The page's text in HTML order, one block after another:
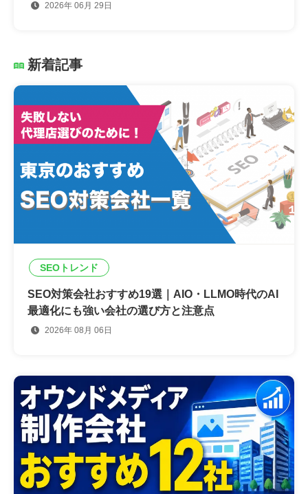
2026年 06月 29日
新着記事
SEOトレンド
SEO対策会社おすすめ19選｜AIO・LLMO時代のAI
最適化にも強い会社の選び方と注意点
2026年 08月 06日